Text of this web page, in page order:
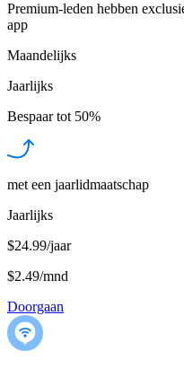
Premium-leden hebben
app
Maandelijks
Jaarlijks
Bespaar tot 50%
met een jaarlidmaatschap
Jaarlijks
$24.99/jaar
$2.49/mnd
Doorgaan